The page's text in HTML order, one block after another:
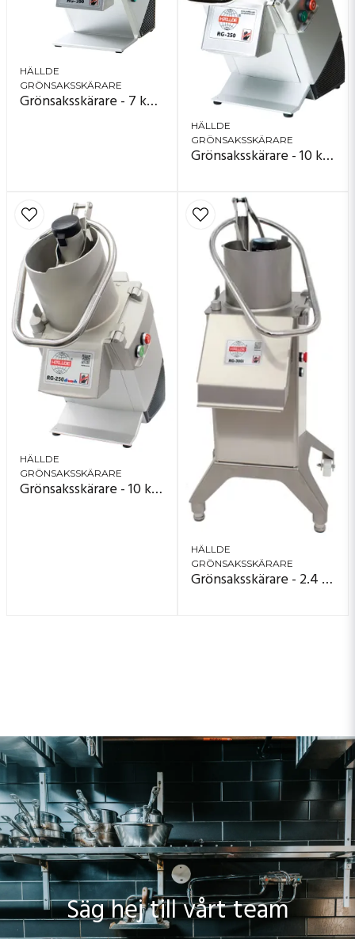
HÄLLDE
GRÖNSAKSSKÄRARE
Grönsaksskärare - 7 kg/minut - RG-200
HÄLLDE
GRÖNSAKSSKÄRARE
Grönsaksskärare - 10 kg/minut - RG-250
HÄLLDE
GRÖNSAKSSKÄRARE
Grönsaksskärare - 10 kg/minut - RG-250 Diwash
HÄLLDE
GRÖNSAKSSKÄRARE
Grönsaksskärare - 2.4 ton/timme - RG‑300i
Säg hej till vårt team